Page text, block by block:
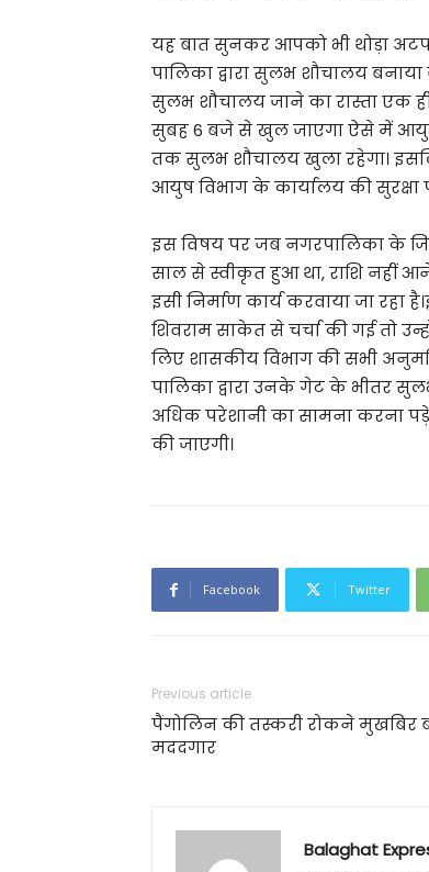
यह बात सुनकर आपको भी थोड़ा
पालिका द्वारा सुलभ शौचालय
सुलभ शौचालय जाने का रास्ता एक
सुबह 6 बजे से खुल जाएगा ऐसे में आयुष
तक सुलभ शौचालय खुला रहेगा।
आयुष विभाग के कार्यालय की
इस विषय पर जब नगरपालिका के
साल से स्वीकृत हुआ था, राशि नहीं
इसी निर्माण कार्य करवाया जा
शिवराम साकेत से चर्चा की गई तो
लिए शासकीय विभाग की सभी
पालिका द्वारा उनके गेट के भीतर
अधिक परेशानी का सामना करना
की जाएगी।
Facebook Twitter
Previous article
पैंगोलिन की तस्करी रोकने मुखबिर
मददगार
Balaghat